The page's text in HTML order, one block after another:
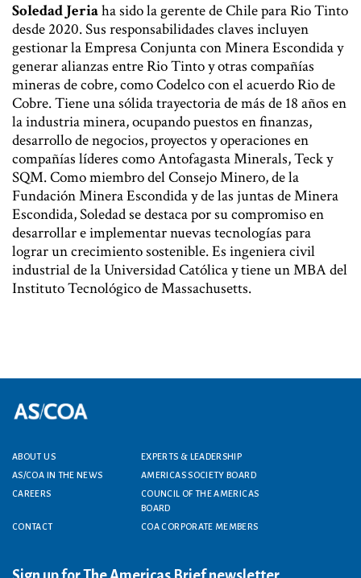
Soledad Jeriaha sido la gerente de Chile para Rio Tinto
desde 2020. Sus responsabilidades claves incluyen
gestionar la Empresa Conjunta con Minera Escondida y
generar alianzas entre Rio Tinto y otras compañías
mineras de cobre, como Codelco con el acuerdo Rio de
Cobre. Tiene una sólida trayectoria de más de 18 años en
la industria minera, ocupando puestos en finanzas,
desarrollo de negocios, proyectos y operaciones en
compañías líderes como Antofagasta Minerals, Teck y
SQM. Como miembro del Consejo Minero, de la
Fundación Minera Escondida y de las juntas de Minera
Escondida, Soledad se destaca por su compromiso en
desarrollar e implementar nuevas tecnologías para
lograr un crecimiento sostenible. Es ingeniera civil
industrial de la Universidad Católica y tiene un MBA del
Instituto Tecnológico de Massachusetts.
Footer menu
ABOUT US
EXPERTS & LEADERSHIP
AS/COA IN THE NEWS
AMERICAS SOCIETY BOARD
CAREERS
COUNCIL OF THE AMERICAS
BOARD
CONTACT
COA CORPORATE MEMBERS